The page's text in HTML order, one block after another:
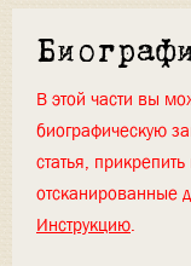
В этой части вы
биографическую
статья,
отсканированные
Инструкцию.